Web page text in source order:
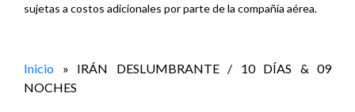
sujetas a costos adicionales por parte de la compañía aérea.
Inicio » IRÁN DESLUMBRANTE / 10 DÍAS & 09
NOCHES